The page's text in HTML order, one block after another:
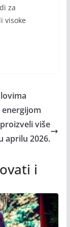
za
visoke
više
aprilu 2026.
i